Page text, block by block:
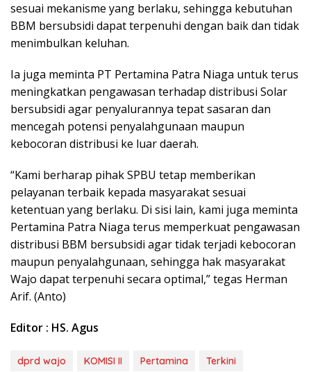
sesuai mekanisme yang berlaku, sehingga kebutuhan
BBM bersubsidi dapat terpenuhi dengan baik dan tidak
menimbulkan keluhan.
Ia juga meminta PT Pertamina Patra Niaga untuk terus
meningkatkan pengawasan terhadap distribusi Solar
bersubsidi agar penyalurannya tepat sasaran dan
mencegah potensi penyalahgunaan maupun
kebocoran distribusi ke luar daerah.
“Kami berharap pihak SPBU tetap memberikan
pelayanan terbaik kepada masyarakat sesuai
ketentuan yang berlaku. Di sisi lain, kami juga meminta
Pertamina Patra Niaga terus memperkuat pengawasan
distribusi BBM bersubsidi agar tidak terjadi kebocoran
maupun penyalahgunaan, sehingga hak masyarakat
Wajo dapat terpenuhi secara optimal,” tegas Herman
Arif. (Anto)
Editor : HS. Agus
dprd wajo KOMISI II Pertamina Terkini